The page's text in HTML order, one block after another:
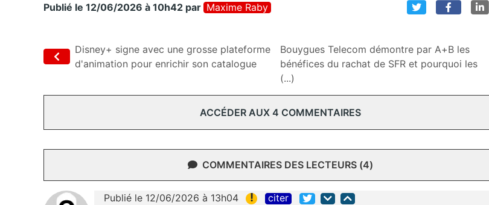
Publié le 12/06/2026 à 10h42 par Maxime Raby
Disney+ signe avec une grosse plateforme
d'animation pour enrichir son catalogue
Bouygues Telecom démontre par A+B les
bénéfices du rachat de SFR et pourquoi les
(...)
ACCÉDER AUX 4 COMMENTAIRES
COMMENTAIRES DES LECTEURS (4)
Publié le 12/06/2026 à 13h04 ! citer